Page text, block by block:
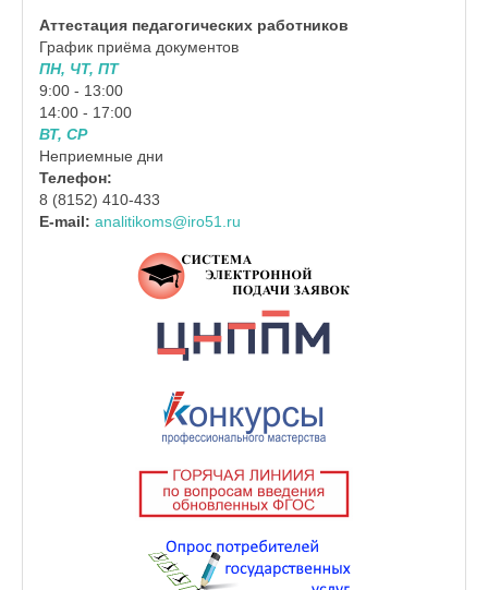
Аттестация педагогических работников
График приёма документов
ПН, ЧТ, ПТ
9:00 - 13:00
14:00 - 17:00
ВТ, СР
Неприемные дни
Телефон:
8 (8152) 410-433
E-mail: analitikoms@iro51.ru